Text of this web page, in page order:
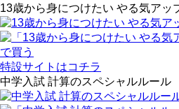
13歳から身につけたい やる気アッ
特設サイトはコチラ
中学入試 計算のスペシャルルール